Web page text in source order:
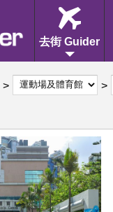
去街 Guider